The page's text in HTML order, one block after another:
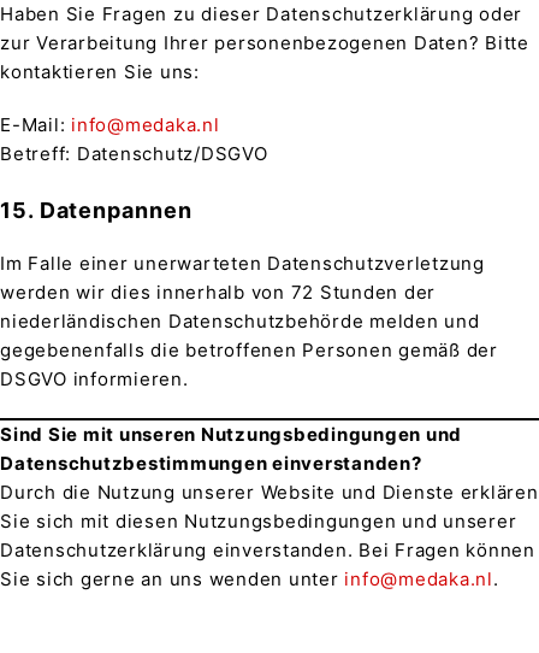
Haben Sie Fragen zu dieser Datenschutzerklärung oder
zur Verarbeitung Ihrer personenbezogenen Daten? Bitte
kontaktieren Sie uns:
E-Mail: info@medaka.nl
Betreff: Datenschutz/DSGVO
15. Datenpannen
Im Falle einer unerwarteten Datenschutzverletzung
werden wir dies innerhalb von 72 Stunden der
niederländischen Datenschutzbehörde melden und
gegebenenfalls die betroffenen Personen gemäß der
DSGVO informieren.
Sind Sie mit unseren Nutzungsbedingungen und
Datenschutzbestimmungen einverstanden?
Durch die Nutzung unserer Website und Dienste erklären
Sie sich mit diesen Nutzungsbedingungen und unserer
Datenschutzerklärung einverstanden. Bei Fragen können
Sie sich gerne an uns wenden unter info@medaka.nl.